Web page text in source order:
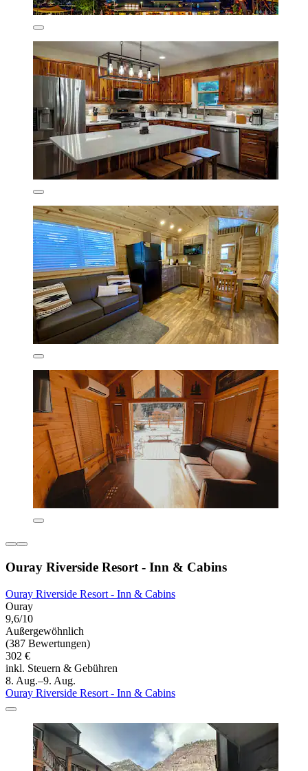
Ouray Riverside Resort - Inn & Cabins
Ouray Riverside Resort - Inn & Cabins
Ouray
9,6/10
Außergewöhnlich
(387 Bewertungen)
302 €
inkl. Steuern & Gebühren
8. Aug.–9. Aug.
Ouray Riverside Resort - Inn & Cabins